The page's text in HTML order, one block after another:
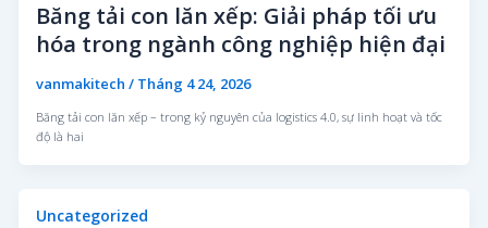
Băng tải con lăn xếp: Giải pháp tối ưu
hóa trong ngành công nghiệp hiện đại
vanmakitech/ Tháng 4 24, 2026
Băng tải con lăn xếp – trong kỷ nguyên của logistics 4.0, sự linh hoạt và tốc
độ là hai
Uncategorized